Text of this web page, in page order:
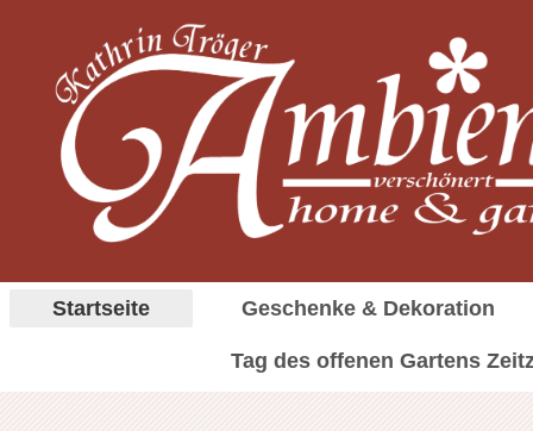
Startseite Geschenke & Dekoration
Tag des offenen Gartens